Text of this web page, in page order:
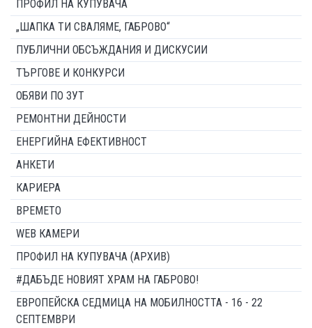
ПРОФИЛ НА КУПУВАЧА
„ШАПКА ТИ СВАЛЯМЕ, ГАБРОВО“
ПУБЛИЧНИ ОБСЪЖДАНИЯ И ДИСКУСИИ
ТЪРГОВЕ И КОНКУРСИ
ОБЯВИ ПО ЗУТ
РЕМОНТНИ ДЕЙНОСТИ
ЕНЕРГИЙНА ЕФЕКТИВНОСТ
АНКЕТИ
КАРИЕРА
ВРЕМЕТО
WEB КАМЕРИ
ПРОФИЛ НА КУПУВАЧА (АРХИВ)
#ДАБЪДЕ НОВИЯТ ХРАМ НА ГАБРОВО!
ЕВРОПЕЙСКА СЕДМИЦА НА МОБИЛНОСТТА - 16 - 22
СЕПТЕМВРИ